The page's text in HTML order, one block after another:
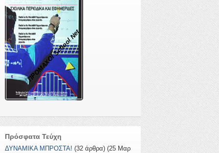
ΠΡΟΜΑΧΟΙ School Net
Πρόσφατα Τεύχη
ΔΥΝΑΜΙΚΑ ΜΠΡΟΣΤΑ! (32 άρθρα) (25 Μαρ